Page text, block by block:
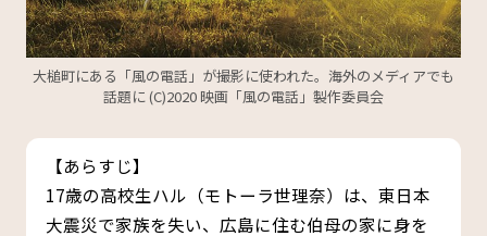
大槌町にある「風の電話」が撮影に使われた。海外のメディアでも
話題に (C)2020 映画「風の電話」製作委員会
【あらすじ】
17歳の高校生ハル（モトーラ世理奈）は、東日本
大震災で家族を失い、広島に住む伯母の家に身を